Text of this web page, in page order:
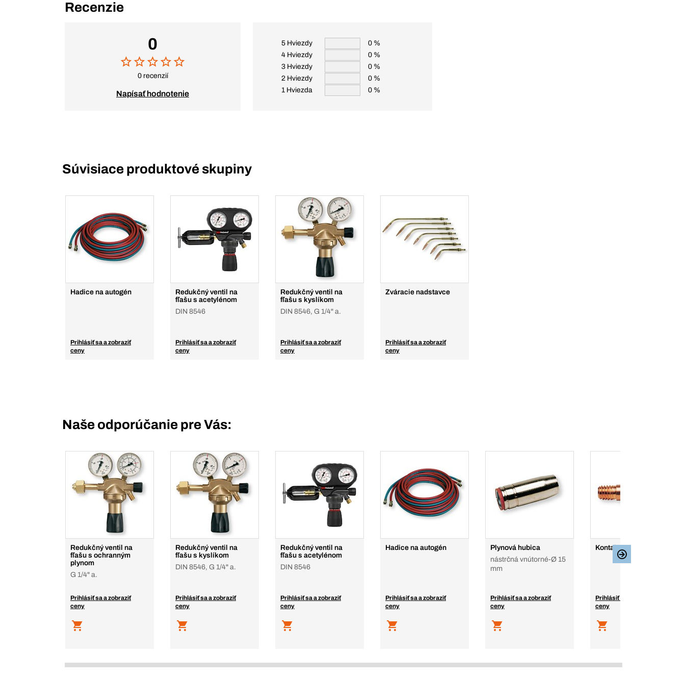
Recenzie
0
0 recenzií
Napísať hodnotenie
5 Hviezdy
0 %
4 Hviezdy
0 %
3 Hviezdy
0 %
2 Hviezdy
0 %
1 Hviezda
0 %
Súvisiace produktové skupiny
Hadice na autogén
Prihlásiť sa a zobraziť
ceny
Redukčný ventil na
fľašu s acetylénom
DIN 8546
Prihlásiť sa a zobraziť
ceny
Redukčný ventil na
fľašu s kyslíkom
DIN 8546, G 1/4" a.
Prihlásiť sa a zobraziť
ceny
Zváracie nadstavce
Prihlásiť sa a zobraziť
ceny
Naše odporúčanie pre Vás:
Redukčný ventil na
fľašu s ochranným
plynom
G 1/4" a.
Prihlásiť sa a zobraziť
ceny
Redukčný ventil na
fľašu s kyslíkom
DIN 8546, G 1/4" a.
Prihlásiť sa a zobraziť
ceny
Redukčný ventil na
fľašu s acetylénom
DIN 8546
Prihlásiť sa a zobraziť
ceny
Hadice na autogén
Prihlásiť sa a zobraziť
ceny
Plynová hubica
nástrčná vnútorné-Ø 15
mm
Prihlásiť sa a zobraziť
ceny
Kontaktné špičky
Prihlásiť sa a zobraziť
ceny